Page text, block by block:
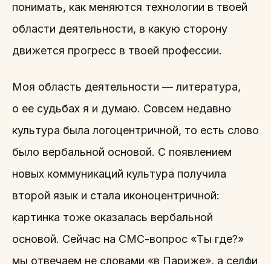
понимать, как меняются технологии в твоей
области деятельности, в какую сторону
движется прогресс в твоей профессии.
Моя область деятельности — литература,
о ее судьбах я и думаю. Совсем недавно
культура была логоцентричной, то есть слово
было вербальной основой. С появлением
новых коммуникаций культура получила
второй язык и стала иконоцентричной:
картинка тоже оказалась вербальной
основой. Сейчас на СМС-вопрос «Ты где?»
мы отвечаем не словами «в Париже», а селфи